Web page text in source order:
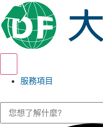
服務項目